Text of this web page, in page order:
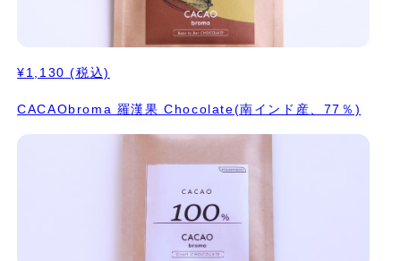
¥1,130 (税込)
CACAObroma 羅漢果 Chocolate(南インド産、77％)